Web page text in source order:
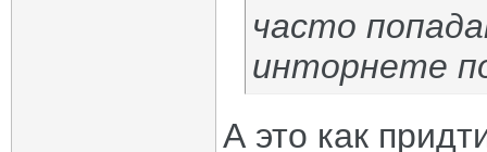
часто
инторнете
А это как